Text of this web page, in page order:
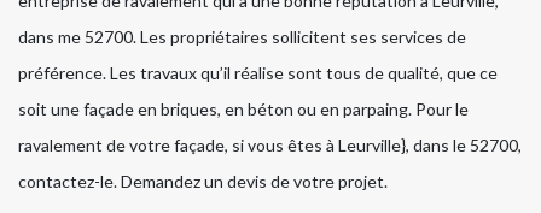
dans me 52700. Les propriétaires sollicitent ses services de
préférence. Les travaux qu’il réalise sont tous de qualité, que ce
soit une façade en briques, en béton ou en parpaing. Pour le
ravalement de votre façade, si vous êtes à Leurville}, dans le 52700,
contactez-le. Demandez un devis de votre projet.